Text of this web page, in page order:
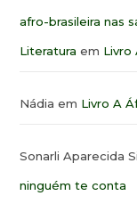
afro-brasileira nas
Literatura em Livro
Nádia em Livro A
Sonarli Aparecida
ninguém te conta